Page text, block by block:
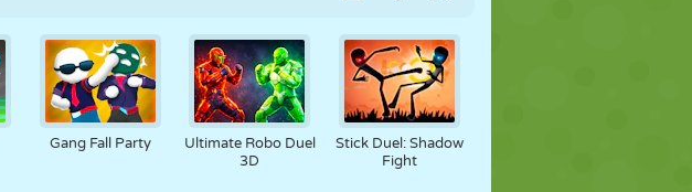
Gang Fall Party
Ultimate Robo Duel
3D
Stick Duel: Shadow
Fight